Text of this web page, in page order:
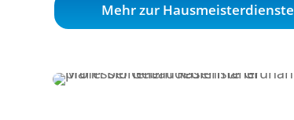
Mehr zur Hausmeisterdienste